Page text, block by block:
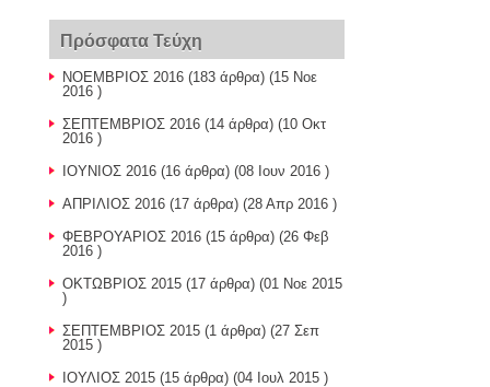
Πρόσφατα Τεύχη
ΝΟΕΜΒΡΙΟΣ 2016 (183 άρθρα) (15 Νοε
2016 )
ΣΕΠΤΕΜΒΡΙΟΣ 2016 (14 άρθρα) (10 Οκτ
2016 )
ΙΟΥΝΙΟΣ 2016 (16 άρθρα) (08 Ιουν 2016 )
ΑΠΡΙΛΙΟΣ 2016 (17 άρθρα) (28 Απρ 2016 )
ΦΕΒΡΟΥΑΡΙΟΣ 2016 (15 άρθρα) (26 Φεβ
2016 )
ΟΚΤΩΒΡΙΟΣ 2015 (17 άρθρα) (01 Νοε 2015
)
ΣΕΠΤΕΜΒΡΙΟΣ 2015 (1 άρθρα) (27 Σεπ
2015 )
ΙΟΥΛΙΟΣ 2015 (15 άρθρα) (04 Ιουλ 2015 )